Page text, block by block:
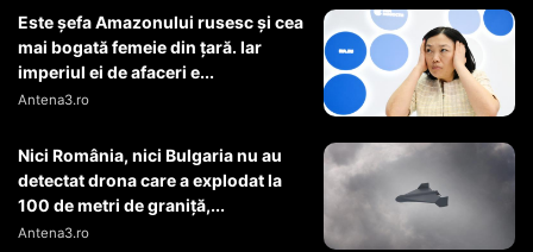
Este șefa Amazonului rusesc și cea
mai bogată femeie din țară. Iar
imperiul ei de afaceri e...
Antena3.ro
Nici România, nici Bulgaria nu au
detectat drona care a explodat la
100 de metri de graniță,...
Antena3.ro